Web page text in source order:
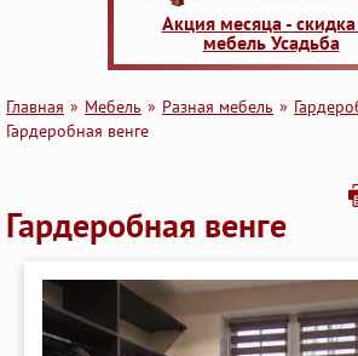
Акция месяца -
мебель Усадьба
Главная Мебель Разная мебель
Гардеробная венге
Гардеробная венге